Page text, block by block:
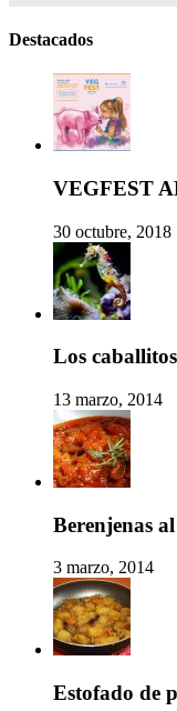
Destacados
VEGFEST
30 octubre, 2018
Los
13 marzo, 2014
Berenjenas
3 marzo, 2014
Estofado de